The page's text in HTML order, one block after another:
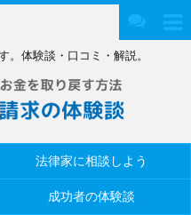
。体験談・口コミ・解説。
法律家に相談しよう
成功者の体験談